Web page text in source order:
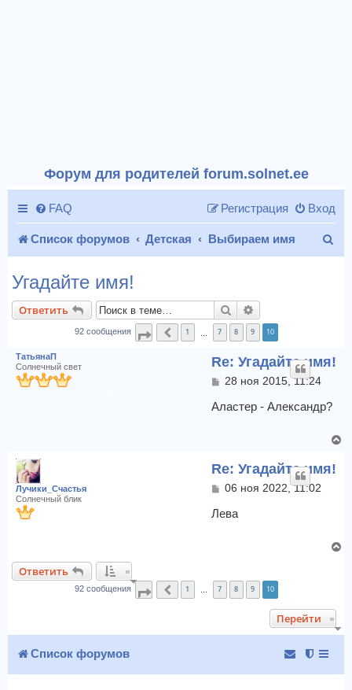
Форум для родителей forum.solnet.ee
FAQ Вход
Регистрация
Список форумов Детская Выбираем имя
Угадайте имя!
Ответить Поиск
92 сообщения Страница10 из
Пред.
1 7 8 9 10
ТатьянаП
Солнечный свет
Re: Угадайте имя!
С
о
и
е
28 ноя 2015, 11:24
Аластер - Александр?
л
Лучики_Счастья
Солнечный блик
Re: Угадайте имя!
С
о
е
06 ноя 2022, 11:02
Лева
к
Ответить
92 сообщения Страница10 из
Пред.
1 … 7 8 9 10
Перейти
Список форумов